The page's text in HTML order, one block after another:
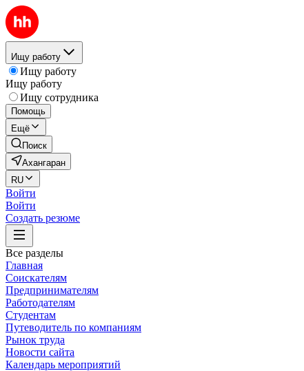
Ищу работу
Ищу работу
Ищу работу
Ищу сотрудника
Помощь
Ещё
Поиск
Ахангаран
RU
Войти
Войти
Создать резюме
Все разделы
Главная
Соискателям
Предпринимателям
Работодателям
Студентам
Путеводитель по компаниям
Рынок труда
Новости сайта
Календарь мероприятий